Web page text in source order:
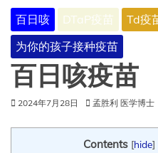
百日咳 DTaP疫苗 Td疫
为你的孩子接种疫苗
百日咳疫苗
2024年7月28日 孟胜利 医学博士
Contents [hide]